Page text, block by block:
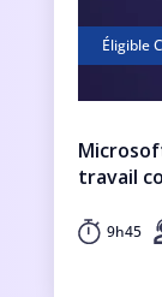
Éligible
travail
9h45